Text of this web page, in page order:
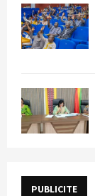
PUBLICITE